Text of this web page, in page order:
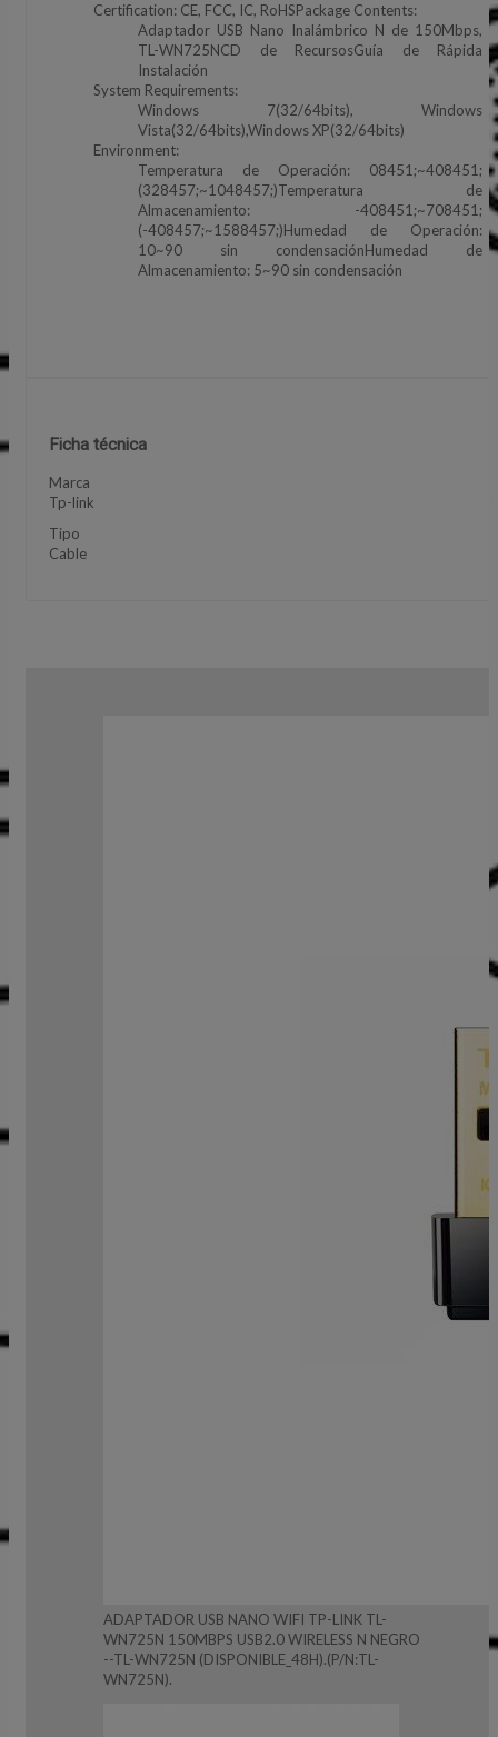
Certification: CE, FCC, IC, RoHSPackage Contents:
Adaptador USB Nano Inalámbrico N de 150Mbps,
TL-WN725NCD de RecursosGuía de Rápida
Instalación
System Requirements:
Windows 7(32/64bits), Windows
Vista(32/64bits),Windows XP(32/64bits)
Environment:
Temperatura de Operación: 08451;~408451;
(328457;~1048457;)Temperatura de
Almacenamiento: -408451;~708451;
(-408457;~1588457;)Humedad de Operación:
10~90 sin condensaciónHumedad de
Almacenamiento: 5~90 sin condensación
Ficha técnica
Marca
Tp-link
Tipo
Cable
ADAPTADOR USB NANO WIFI TP-LINK TL-
WN725N 150MBPS USB2.0 WIRELESS N NEGRO
--TL-WN725N (DISPONIBLE_48H).(P/N:TL-
WN725N).